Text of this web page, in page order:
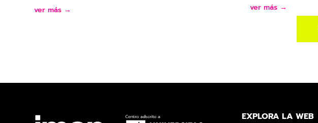
ver más → ver más →
EXPLORA LA WEB